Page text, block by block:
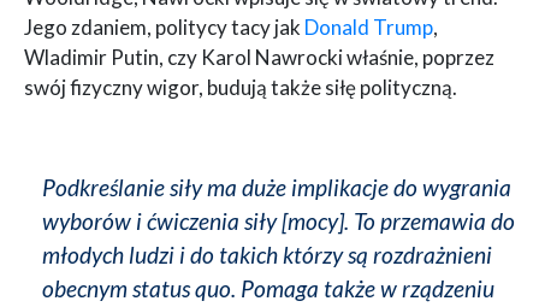
Jego zdaniem, politycy tacy jak Donald Trump,
Wladimir Putin, czy Karol Nawrocki właśnie, poprzez
swój fizyczny wigor, budują także siłę polityczną.
Podkreślanie siły ma duże implikacje do wygrania
wyborów i ćwiczenia siły [mocy]. To przemawia do
młodych ludzi i do takich którzy są rozdrażnieni
obecnym status quo. Pomaga także w rządzeniu